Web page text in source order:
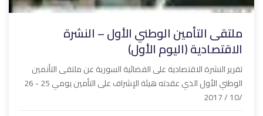
ملتقى التأمين الوطني الأول – النشرة
الاقتصادية (اليوم الأول)
تقرير النشرة الاقتصادية على الفضائية السورية عن ملتقى التأنمين
الوطني الأول الذي عقدته هيئة الإشراف على التأمين يومي 25 - 26
/10 / 2017